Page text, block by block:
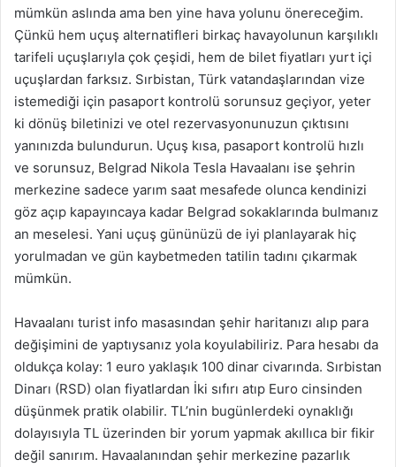
mümkün aslında ama ben yine hava yolunu önereceğim.
Çünkü hem uçuş alternatifleri birkaç havayolunun karşılıklı
tarifeli uçuşlarıyla çok çeşidi, hem de bilet fiyatları yurt içi
uçuşlardan farksız. Sırbistan, Türk vatandaşlarından vize
istemediği için pasaport kontrolü sorunsuz geçiyor, yeter
ki dönüş biletinizi ve otel rezervasyonunuzun çıktısını
yanınızda bulundurun. Uçuş kısa, pasaport kontrolü hızlı
ve sorunsuz, Belgrad Nikola Tesla Havaalanı ise şehrin
merkezine sadece yarım saat mesafede olunca kendinizi
göz açıp kapayıncaya kadar Belgrad sokaklarında bulmanız
an meselesi. Yani uçuş gününüzü de iyi planlayarak hiç
yorulmadan ve gün kaybetmeden tatilin tadını çıkarmak
mümkün.
Havaalanı turist info masasından şehir haritanızı alıp para
değişimini de yaptıysanız yola koyulabiliriz. Para hesabı da
oldukça kolay: 1 euro yaklaşık 100 dinar civarında. Sırbistan
Dinarı (RSD) olan fiyatlardan İki sıfırı atıp Euro cinsinden
düşünmek pratik olabilir. TL’nin bugünlerdeki oynaklığı
dolayısıyla TL üzerinden bir yorum yapmak akıllıca bir fikir
değil sanırım. Havaalanından şehir merkezine pazarlık